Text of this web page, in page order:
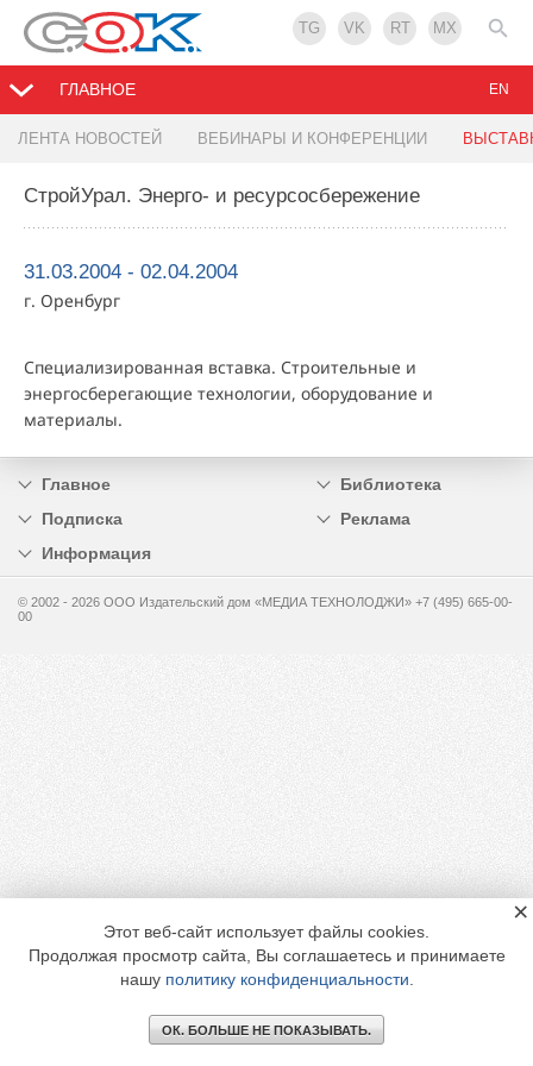
TG VK RT MX
ГЛАВНОЕ
ЛЕНТА НОВОСТЕЙ ВЕБИНАРЫ И КОНФЕРЕНЦИИ
EN
СтройУрал. Энерго- и ресурсосбережение
31.03.2004 - 02.04.2004
г. Оренбург
Специализированная вставка. Строительные и
энергосберегающие технологии, оборудование и
материалы.
Главное
Библиотека
Подписка
Реклама
Информация
© 2002 - 2026 OOO Издательский дом «МЕДИА ТЕХНОЛОДЖИ» +7 (495) 665-00-
00
Этот веб-сайт использует файлы cookies.
Продолжая просмотр сайта, Вы соглашаетесь и принимаете
нашу политику конфиденциальности
ОК. БОЛЬШЕ НЕ ПОКАЗЫВАТЬ.
×